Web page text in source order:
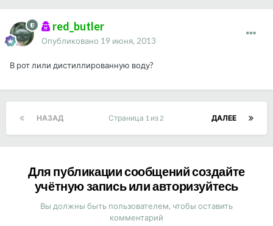
red_butler
Опубликовано 19 июня, 2013
В рот лили дистиллированную воду?
НАЗАД ДАЛЕЕ
Страница 1 из 2
Для публикации сообщений создайте
учётную запись или авторизуйтесь
Вы должны быть пользователем, чтобы оставить
комментарий